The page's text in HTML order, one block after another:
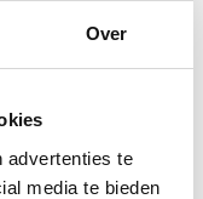
Over
advertenties te
media te bieden
tot
kiemvrij